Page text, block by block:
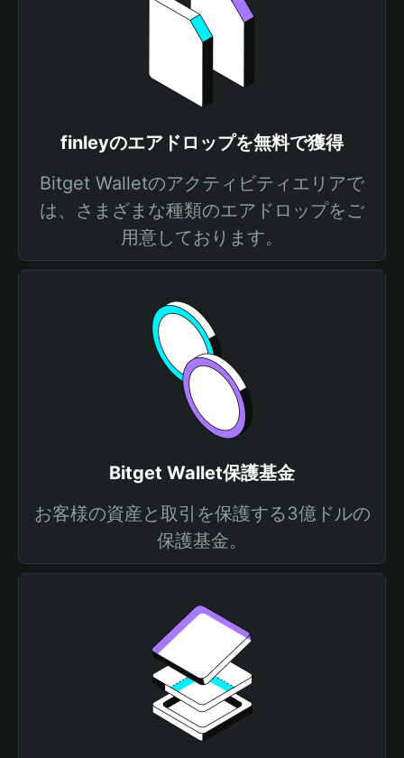
finleyのエアドロップを無料で獲得
Bitget Walletのアクティビティエリアで
は、さまざまな種類のエアドロップをご
用意しております。
Bitget Wallet保護基金
お客様の資産と取引を保護する3億ドルの
保護基金。